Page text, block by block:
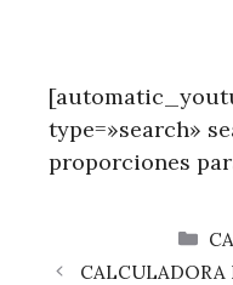
type=»search»
proporciones
CALCULADORA